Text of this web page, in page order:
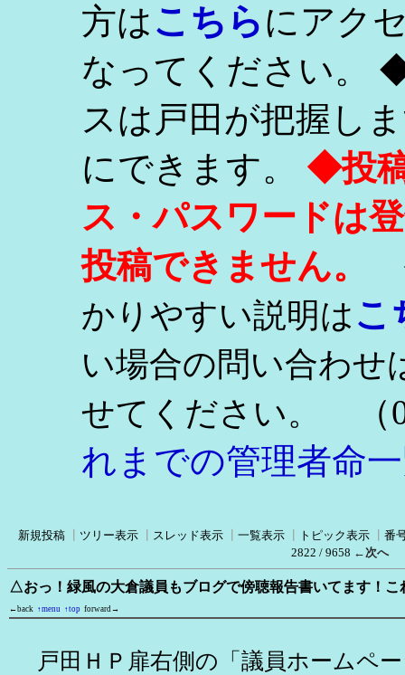
方はこちらにアク
なってください。
スは戸田が把握し
にできます。 ◆投
ス・パスワードは
投稿できません。
かりやすい説明はこ
い場合の問い合わせ
せてください。
（
れまでの管理者命
新規投稿 ツリー表示 スレッド表示 一覧表示 トピック表示
番
2822 / 9658 ←次へ
△おっ！緑風の大倉議員もブログで傍聴報告書いてます！こ
←back ↑menu ↑top forward→
戸田ＨＰ扉右側の「議員ホームペ